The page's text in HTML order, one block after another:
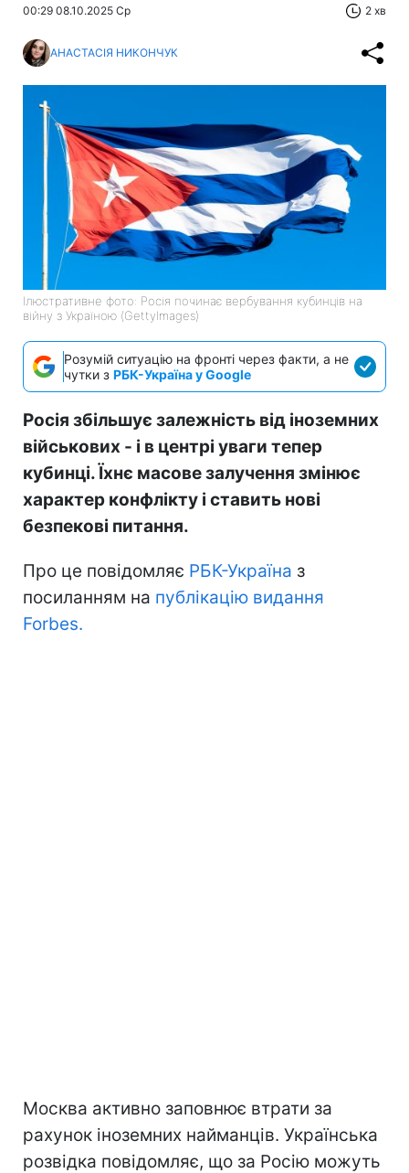
00:29 08.10.2025 Ср 2 хв
АНАСТАСІЯ НИКОНЧУК
Ілюстративне фото: Росія починає вербування кубинців на
війну з Україною (GettyImages)
Розумій ситуацію на фронті через факти, а не
чутки з РБК-Україна у Google
Росія збільшує залежність від іноземних
військових - і в центрі уваги тепер
кубинці. Їхнє масове залучення змінює
характер конфлікту і ставить нові
безпекові питання.
Про це повідомляє РБК-Україна з
посиланням на публікацію видання
Forbes.
Москва активно заповнює втрати за
рахунок іноземних найманців. Українська
розвідка повідомляє, що за Росію можуть